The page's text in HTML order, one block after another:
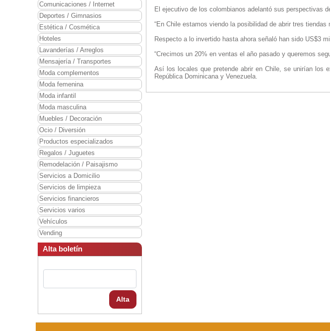
Comunicaciones / Internet
Deportes / Gimnasios
Estética / Cosmética
Hoteles
Lavanderías / Arreglos
Mensajería / Transportes
Moda complementos
Moda femenina
Moda infantil
Moda masculina
Muebles / Decoración
Ocio / Diversión
Productos especializados
Regalos / Juguetes
Remodelación / Paisajismo
Servicios a Domicilio
Servicios de limpieza
Servicios financieros
Servicios varios
Vehículos
Vending
Alta boletín
Alta
El ejecutivo de los colombianos adelantó sus perspectivas
“En Chile estamos viendo la posibilidad de abrir tres
Respecto a lo invertido hasta ahora señaló han sido US$3
“Crecimos un 20% en ventas el año pasado y queremos
Así los locales que pretende abrir en Chile, se unirían los
República Dominicana y Venezuela.